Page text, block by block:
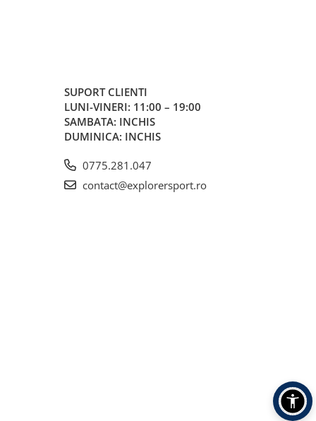
SUPORT CLIENTI
LUNI-VINERI: 11:00 – 19:00
SAMBATA: INCHIS
DUMINICA: INCHIS
0775.281.047
contact@explorersport.ro